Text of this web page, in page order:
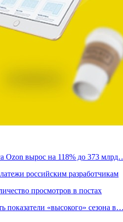
Ozon вырос на 118% до 373
российским разработчикам
просмотров в постах
показатели «высокого» сезона